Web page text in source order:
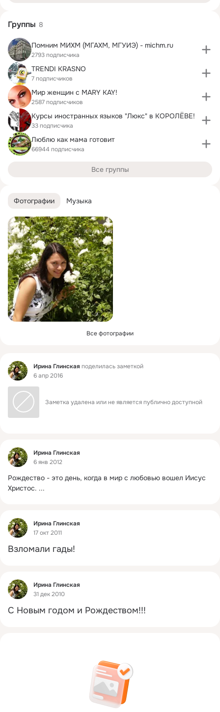
Фотографии Музыка
Все фотографии
Фид Ирина Глинская поделилась заметкой
6 апр 2016
Заметка удалена или не является публично доступной
Фид
Ирина Глинская
6 янв 2012
Рождество - это день, когда в мир с любовью вошел Иисус
Христос. ...
Фид
Ирина Глинская
17 окт 2011
Взломали гады!
Фид
Ирина Глинская
31 дек 2010
С Новым годом и Рождеством!!!
Группы 8
Помним МИХМ (МГАХМ, МГУИЭ) - michm.ru
2793 подписчика
TRENDI KRASNO
7 подписчиков
Мир женщин с MARY KAY!
2587 подписчиков
Курсы иностранных языков "Люкс" в КОРОЛЁВЕ!
33 подписчика
Люблю как мама готовит
66944 подписчика
Все группы